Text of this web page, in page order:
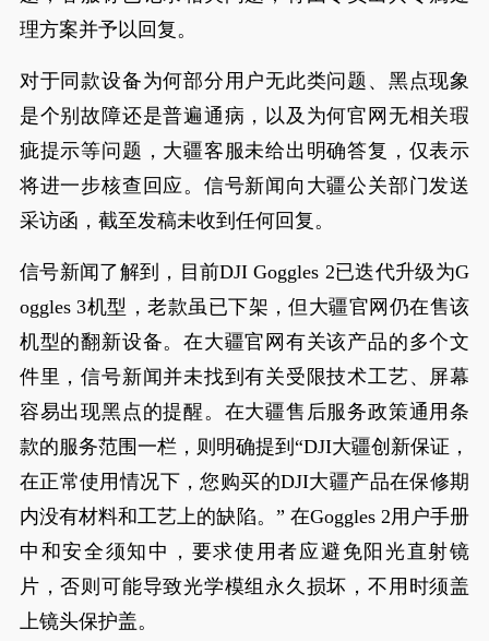
理方案并予以回复。
对于同款设备为何部分用户无此类问题、黑点现象
是个别故障还是普遍通病，以及为何官网无相关瑕
疵提示等问题，大疆客服未给出明确答复，仅表示
将进一步核查回应。信号新闻向大疆公关部门发送
采访函，截至发稿未收到任何回复。
信号新闻了解到，目前DJI Goggles 2已迭代升级为G
oggles 3机型，老款虽已下架，但大疆官网仍在售该
机型的翻新设备。在大疆官网有关该产品的多个文
件里，信号新闻并未找到有关受限技术工艺、屏幕
容易出现黑点的提醒。在大疆售后服务政策通用条
款的服务范围一栏，则明确提到“DJI大疆创新保证，
在正常使用情况下，您购买的DJI大疆产品在保修期
内没有材料和工艺上的缺陷。” 在Goggles 2用户手册
中和安全须知中，要求使用者应避免阳光直射镜
片，否则可能导致光学模组永久损坏，不用时须盖
上镜头保护盖。